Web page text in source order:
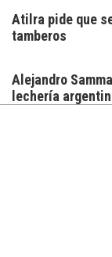
Atilra pide que
tamberos
Alejandro
lechería